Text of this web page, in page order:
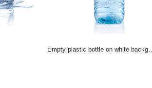
Empty plastic bottle on white background